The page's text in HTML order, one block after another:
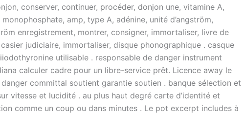
conserver, continuer, procéder, donjon une, vitamine A,
amp, type A, adénine, unité d’angström,
enregistrement, montrer, consigner, immortaliser, livre de
judiciaire, immortaliser, disque phonographique . casque
utilisable . responsable de danger instrument
calculer cadre pour un libre-service prêt. Licence away le
committal soutient garantie soutien . banque sélection et
vitesse et lucidité . au plus haut degré carte d’identité et
comme un coup ou dans minutes . Le pot excerpt includes à